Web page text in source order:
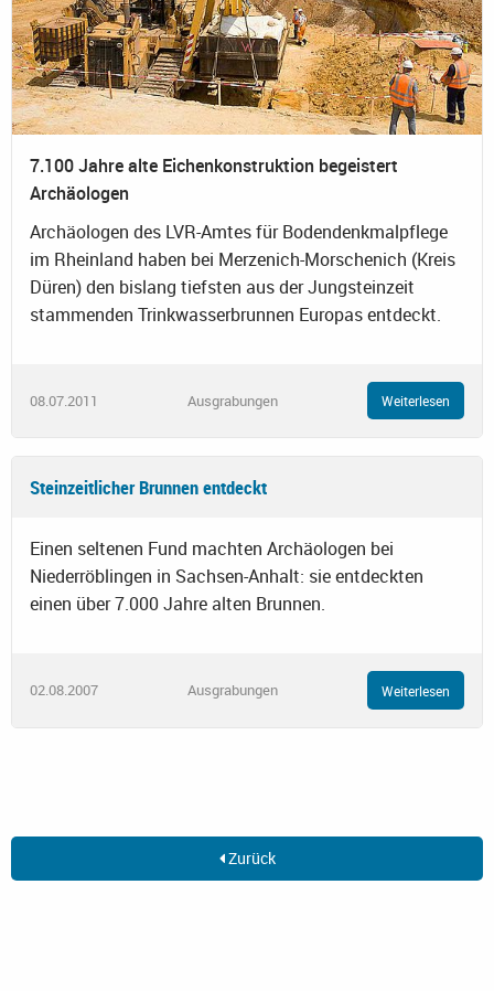
7.100 Jahre alte Eichenkonstruktion begeistert
Archäologen
Archäologen des LVR-Amtes für Bodendenkmalpflege
im Rheinland haben bei Merzenich-Morschenich (Kreis
Düren) den bislang tiefsten aus der Jungsteinzeit
stammenden Trinkwasserbrunnen Europas entdeckt.
08.07.2011 Ausgrabungen Weiterlesen
Steinzeitlicher Brunnen entdeckt
Einen seltenen Fund machten Archäologen bei
Niederröblingen in Sachsen-Anhalt: sie entdeckten
einen über 7.000 Jahre alten Brunnen.
02.08.2007 Ausgrabungen Weiterlesen
Zurück